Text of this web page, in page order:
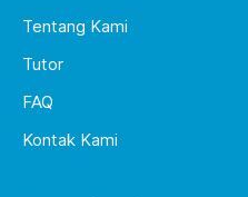
Tentang Kami
Tutor
FAQ
Kontak Kami